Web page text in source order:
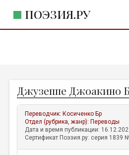
ПОЭЗИЯ.РУ
ЖАНРЫ
АВТОРЫ
КОММЕНТАРИИ
ЛИТСАЛОН
Джузеппе Джоакино
Переводчик: Косиченко Бр
Отдел (рубрика, жанр): Переводы
Дата и время публикации:
Сертификат Поэзия.ру: серия 1839